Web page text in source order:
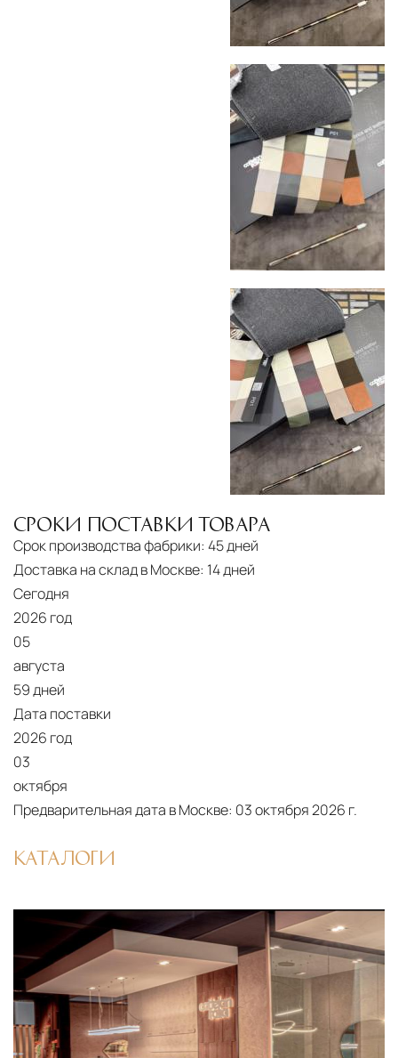
СРОКИ ПОСТАВКИ ТОВАРА
Срок производства фабрики: 45 дней
Доставка на склад в Москве: 14 дней
Сегодня
2026 год
05
августа
59 дней
Дата поставки
2026 год
03
октября
Предварительная дата в Москве: 03 октября 2026 г.
КАТАЛОГИ